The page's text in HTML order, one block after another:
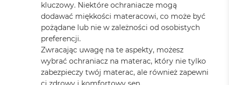
kluczowy. Niektóre ochraniacze mogą
dodawać miękkości materacowi, co może być
pożądane lub nie w zależności od osobistych
preferencji.
Zwracając uwagę na te aspekty, możesz
wybrać ochraniacz na materac, który nie tylko
zabezpieczy twój materac, ale również zapewni